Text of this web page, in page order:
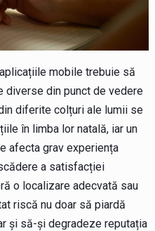
mobile trebuie să
diverse din punct de vedere
diferite colțuri ale lumii se
în limba lor natală, iar un
afecta grav experiența
a satisfacției
o localizare adecvată sau
riscă nu doar să piardă
și să-și degradeze reputația